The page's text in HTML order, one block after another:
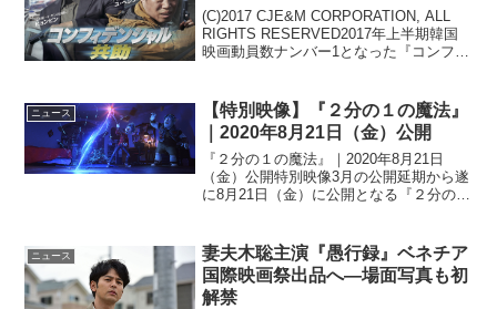
(C)2017 CJE&M CORPORATION, ALL
RIGHTS RESERVED2017年上半期韓国
映画動員数ナンバー1となった『コンフィ
ースのポイント・『...
ニュース
【特別映像】『２分の１の魔法』
｜2020年8月21日（金）公開
『２分の１の魔法』｜2020年8月21日
（金）公開特別映像3月の公開延期から遂
に8月21日（金）に公開となる『２分の１
役のクリス・プラットの２人の貴重なア
フレコ映像と豪...
ニュース
妻夫木聡主演『愚行録』ベネチア
国際映画祭出品へ―場面写真も初
解禁